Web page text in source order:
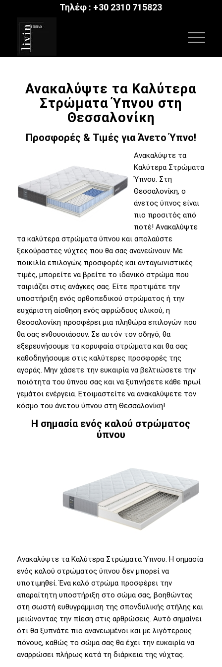
Τηλέφ : +30 2310 715823
Ανακαλύψτε τα Καλύτερα
Στρώματα Ύπνου στη
Θεσσαλονίκη
Προσφορές & Τιμές για Άνετο Ύπνο!
Ανακαλύψτε τα
Καλύτερα Στρώματα
Ύπνου. Στη
Θεσσαλονίκη, ο
άνετος ύπνος είναι
πιο προσιτός από
ποτέ! Ανακαλύψτε
τα καλύτερα στρώματα ύπνου και απολαύστε
ξεκούραστες νύχτες που θα σας ανανεώνουν. Με
ποικιλία επιλογών, προσφορές και ανταγωνιστικές
τιμές, μπορείτε να βρείτε το ιδανικό στρώμα που
ταιριάζει στις ανάγκες σας. Είτε προτιμάτε την
υποστήριξη ενός ορθοπεδικού στρώματος ή την
ευχάριστη αίσθηση ενός αφρώδους υλικού, η
Θεσσαλονίκη προσφέρει μια πληθώρα επιλογών που
θα σας ενθουσιάσουν. Σε αυτόν τον οδηγό, θα
εξερευνήσουμε τα κορυφαία στρώματα και θα σας
καθοδηγήσουμε στις καλύτερες προσφορές της
αγοράς. Μην χάσετε την ευκαιρία να βελτιώσετε την
ποιότητα του ύπνου σας και να ξυπνήσετε κάθε πρωί
γεμάτοι ενέργεια. Ετοιμαστείτε να ανακαλύψετε τον
κόσμο του άνετου ύπνου στη Θεσσαλονίκη!
Η σημασία ενός καλού στρώματος
ύπνου
Ανακαλύψτε τα Καλύτερα Στρώματα Ύπνου. Η σημασία
ενός καλού στρώματος ύπνου δεν μπορεί να
υποτιμηθεί. Ένα καλό στρώμα προσφέρει την
απαραίτητη υποστήριξη στο σώμα σας, βοηθώντας
στη σωστή ευθυγράμμιση της σπονδυλικής στήλης και
μειώνοντας την πίεση στις αρθρώσεις. Αυτό σημαίνει
ότι θα ξυπνάτε πιο ανανεωμένοι και με λιγότερους
πόνους, καθώς το σώμα σας θα έχει την ευκαιρία να
αναρρώσει πλήρως κατά τη διάρκεια της νύχτας.